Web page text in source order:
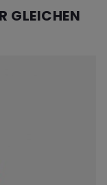
GLEICHEN